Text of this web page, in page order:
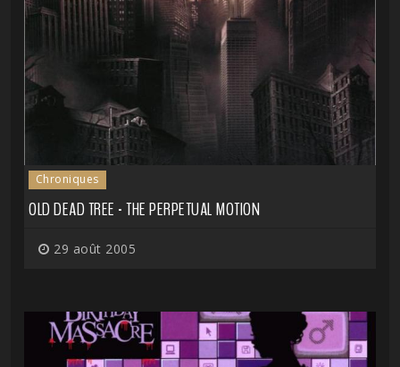
Chroniques
OLD DEAD TREE - THE PERPETUAL MOTION
29 août 2005